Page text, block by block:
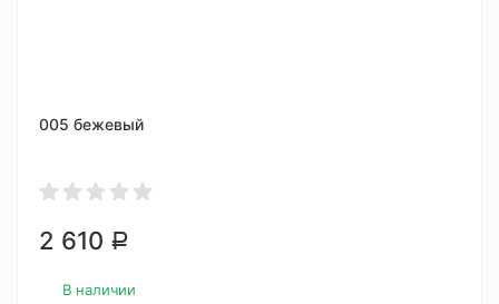
005 бежевый
2 610 Р
В наличии